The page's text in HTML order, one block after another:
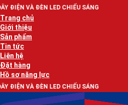
Bỏ
qua
nội
dung
CHIẾU SÁNG
Trang chủ
Giới thiệu
Sản phẩm
Tin tức
Liên hệ
Đặt hàng
Hồ sơ năng lực
CHIẾU SÁNG